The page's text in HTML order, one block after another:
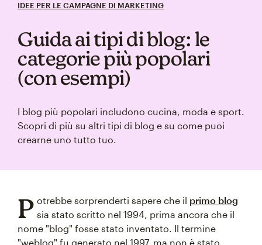
IDEE PER LE CAMPAGNE DI MARKETING
Guida ai tipi di blog: le
categorie più popolari
(con esempi)
I blog più popolari includono cucina, moda e sport.
Scopri di più su altri tipi di blog e su come puoi
crearne uno tutto tuo.
P otrebbe sorprenderti sapere che il primo blog
sia stato scritto nel 1994, prima ancora che il
nome "blog" fosse stato inventato. Il termine
"weblog" fu generato nel 1997, ma non è stato